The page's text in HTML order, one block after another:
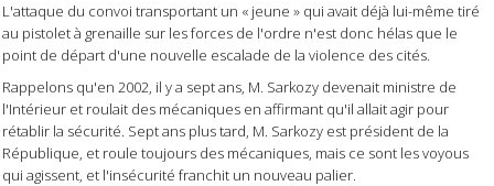
L'attaque du convoi transportant un « jeune » qui avait déjà lui-même tiré
au pistolet à grenaille sur les forces de l'ordre n'est donc hélas que le
point de départ d'une nouvelle escalade de la violence des cités.
Rappelons qu'en 2002, il y a sept ans, M. Sarkozy devenait ministre de
l'Intérieur et roulait des mécaniques en affirmant qu'il allait agir pour
rétablir la sécurité. Sept ans plus tard, M. Sarkozy est président de la
République, et roule toujours des mécaniques, mais ce sont les voyous
qui agissent, et l'insécurité franchit un nouveau palier.